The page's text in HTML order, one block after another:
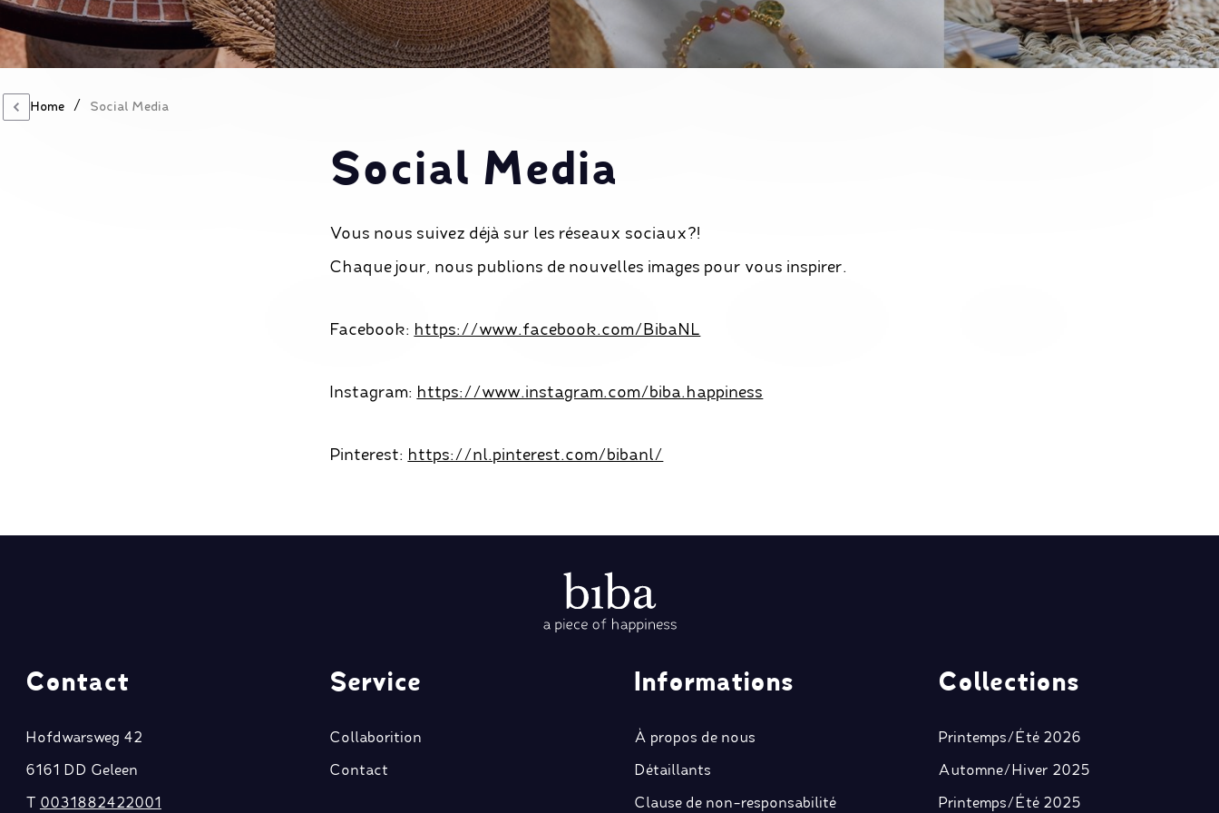
Home / Social Media
Social Media
Vous nous suivez déjà sur les réseaux sociaux?!
Chaque jour, nous publions de nouvelles images pour vous inspirer.
Facebook: https://www.facebook.com/BibaNL
Instagram: https://www.instagram.com/biba.happiness
Pinterest: https://nl.pinterest.com/bibanl/
Contact
Hofdwarsweg 42
6161 DD Geleen
0031882422001
Service
Collaborition
Contact
Informations
À propos de nous
Détaillants
Clause de non-responsabilité
Collections
Printemps/Été 2026
Automne/Hiver 2025
Printemps/Été 2025